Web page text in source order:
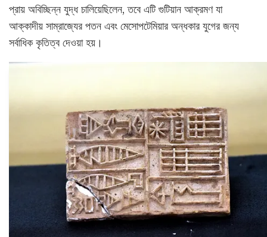
প্রায় অবিচ্ছিন্ন যুদ্ধ চালিয়েছিলেন, তবে এটি গুটিয়ান আক্রমণ যা
আক্কাদীয় সাম্রাজ্যের পতন এবং মেসোপটেমিয়ার অন্ধকার যুগের জন্য
সর্বাধিক কৃতিত্ব দেওয়া হয়।